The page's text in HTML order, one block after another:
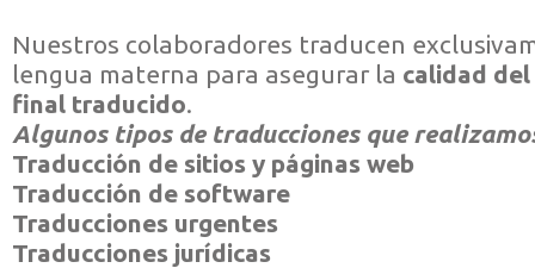
Nuestros colaboradores traducen
lengua materna para asegurar la calidad
final traducido.
Algunos tipos de traducciones que
Traducción de sitios y páginas web
Traducción de software
Traducciones urgentes
Traducciones jurídicas